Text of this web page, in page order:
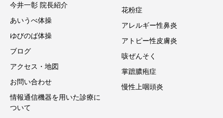
今井一彰 院長紹介
あいうべ体操
ゆびのば体操
ブログ
アクセス・地図
お問い合わせ
情報通信機器を用いた診療に
ついて
花粉症
アレルギー性鼻炎
アトピー性皮膚炎
咳ぜんそく
掌蹠膿疱症
慢性上咽頭炎